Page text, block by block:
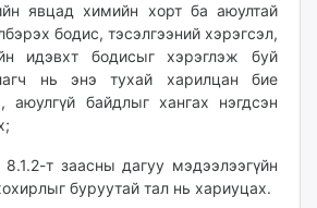
явцад химийн хорт ба аюултай
бодис, тэсэлгээний хэрэгсэл,
идэвхт бодисыг хэрэглэж буй
нь энэ тухай харилцан бие
байдлыг хангах нэгдсэн
8.1.2-т заасны дагуу мэдээлээгүйн
буруутай тал нь хариуцах.